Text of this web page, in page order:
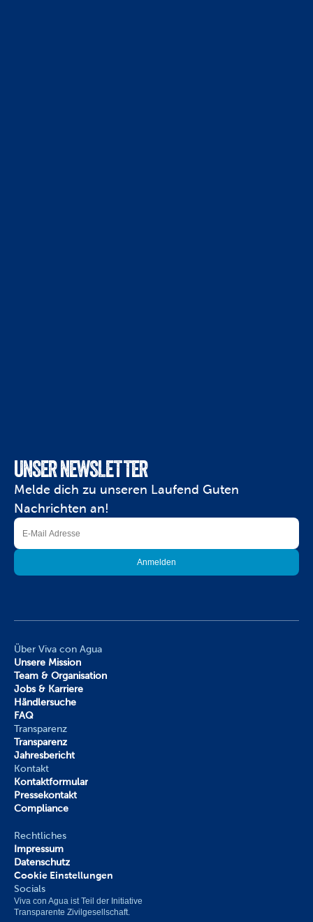
UNSER NEWSLETTER
Melde dich zu unseren Laufend Guten
Nachrichten an!
Über Viva con Agua
Unsere Mission
Team & Organisation
Jobs & Karriere
Händlersuche
FAQ
Transparenz
Transparenz
Jahresbericht
Kontakt
Kontaktformular
Pressekontakt
Compliance
Rechtliches
Impressum
Datenschutz
Cookie Einstellungen
Socials
Viva con Agua ist Teil der Initiative
Transparente Zivilgesellschaft.